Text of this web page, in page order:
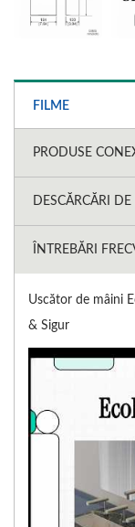
FILME
PRODUSE
DESCĂRCĂRI DE
ÎNTREBĂRI
Uscător de mâini
& Sigur